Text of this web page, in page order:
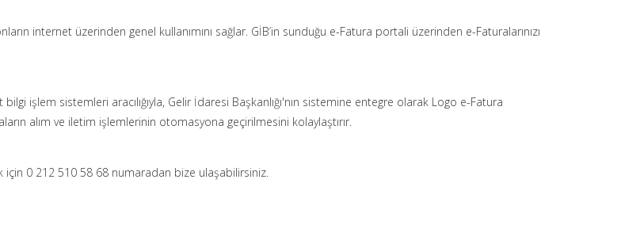
internet üzerinden genel kullanımını sağlar. GİB’in sunduğu e-Fatura portali üzerinden e-Faturalarınızı
işlem sistemleri aracılığıyla, Gelir İdaresi Başkanlığı'nın sistemine entegre olarak Logo e-Fatura
alım ve iletim işlemlerinin otomasyona geçirilmesini kolaylaştırır.
için 0 212 510 58 68 numaradan bize ulaşabilirsiniz.